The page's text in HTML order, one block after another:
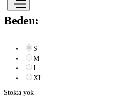
Beden:
S
M
L
XL
Stokta yok